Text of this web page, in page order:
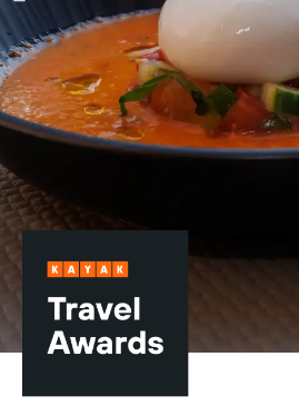
Geschenkgutscheine
Kontakt
DAS